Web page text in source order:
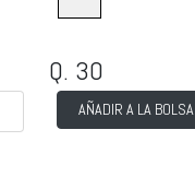
Q. 30
AÑADIR A LA BOLSA